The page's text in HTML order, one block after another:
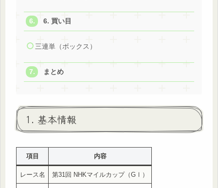
6. 買い目
三連単（ボックス）
まとめ
1. 基本情報
項目 内容
レース名 第31回 NHKマイルカップ（GⅠ）